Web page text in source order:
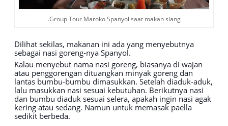
Group Tour Maroko Spanyol saat makan siang.
Dilihat sekilas, makanan ini ada yang menyebutnya
sebagai nasi goreng-nya Spanyol.
Kalau menyebut nama nasi goreng, biasanya di wajan
atau penggorengan dituangkan minyak goreng dan
lantas bumbu-bumbu dimasukkan. Setelah diaduk-aduk,
lalu masukkan nasi sesuai kebutuhan. Berikutnya nasi
dan bumbu diaduk sesuai selera, apakah ingin nasi agak
kering atau sedang. Namun untuk memasak paella
sedikit berbeda.